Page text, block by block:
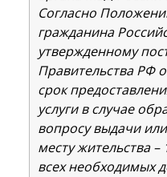
Согласно
гражданина
утвержденному
Правительства РФ
срок
услуги в случае
вопросу выдачи
месту жительства
всех необходимых